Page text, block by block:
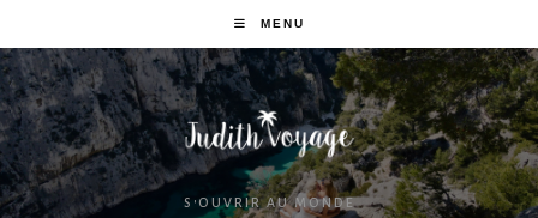
MENU
S'OUVRIR AU MONDE